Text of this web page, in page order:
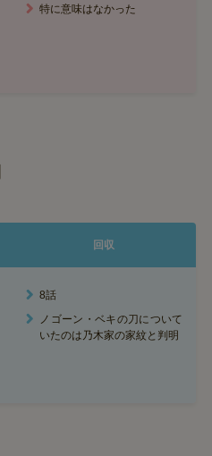
特に意味はなかった
回収
8話
ノゴーン・ベキの刀について
いたのは乃木家の家紋と判明